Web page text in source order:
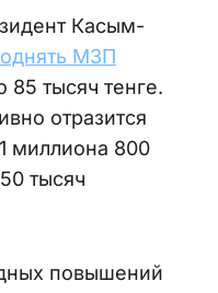
Касым-
МЗП
85 тысяч тенге.
отразится
миллиона 800
тысяч
повышений